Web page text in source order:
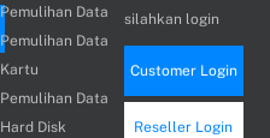
Pemulihan Data
Pemulihan Data
Kartu
Pemulihan Data
Hard Disk
silahkan login
Customer Login
Reseller Login